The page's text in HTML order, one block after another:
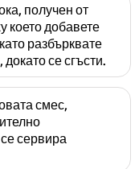
получен от
което добавете
разбърквате
се сгъсти.
смес,
сервира